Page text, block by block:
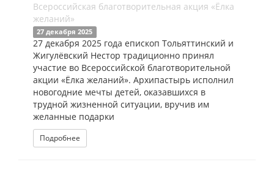
Всероссийская благотворительная акция «Ёлка
желаний»
27 декабря 2025
27 декабря 2025 года епископ Тольяттинский и
Жигулёвский Нестор традиционно принял
участие во Всероссийской благотворительной
акции «Ёлка желаний». Архипастырь исполнил
новогодние мечты детей, оказавшихся в
трудной жизненной ситуации, вручив им
желанные подарки
Подробнее